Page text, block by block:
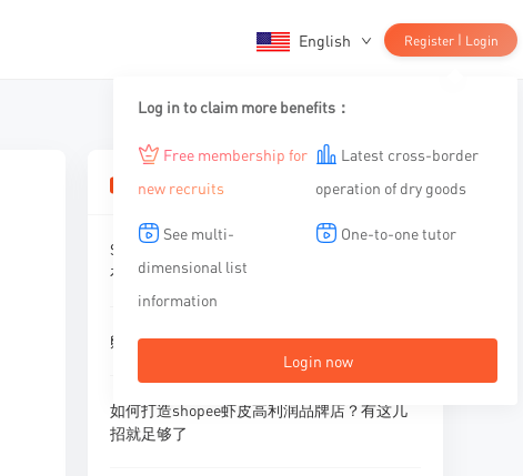
English Register | Login
Log in to claim more benefits：
Free membership for
new recruits
Latest cross-border
operation of dry goods
See multi-
dimensional list
information
One-to-one tutor
Login now
相关文章
Shopee广告运营策略大盘点，你想知道的都
在这！
孵化期通关指南
如何打造shopee虾皮高利润品牌店？有这几
招就足够了